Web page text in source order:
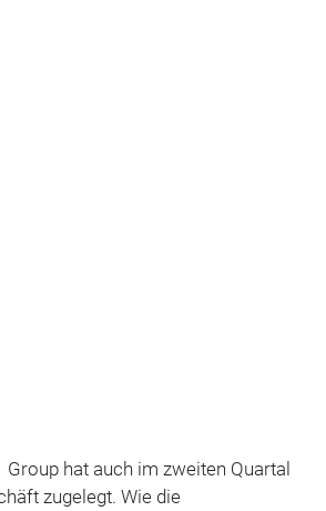
Group hat auch im zweiten Quartal
zugelegt. Wie die